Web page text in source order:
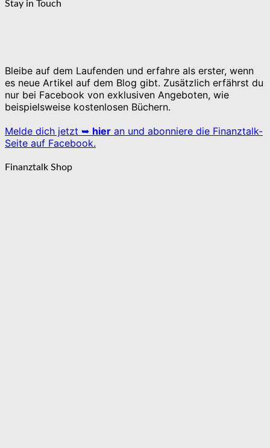
Stay in Touch
Bleibe auf dem Laufenden und erfahre als erster, wenn
es neue Artikel auf dem Blog gibt. Zusätzlich erfährst du
nur bei Facebook von exklusiven Angeboten, wie
beispielsweise kostenlosen Büchern.
Melde dich jetzt ➥ hier an und abonniere die Finanztalk-
Seite auf Facebook.
Finanztalk Shop